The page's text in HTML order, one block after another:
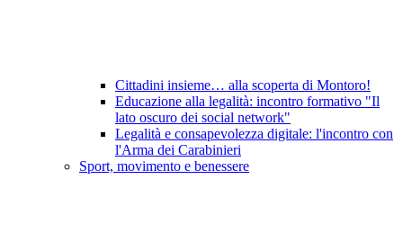
Cittadini insieme… alla scoperta di Montoro!
Educazione alla legalità: incontro formativo "Il
lato oscuro dei social network"
Legalità e consapevolezza digitale: l'incontro con
l'Arma dei Carabinieri
Sport, movimento e benessere